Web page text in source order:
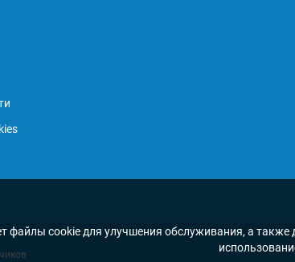
файлы cookie для улучшения обслуживания, а